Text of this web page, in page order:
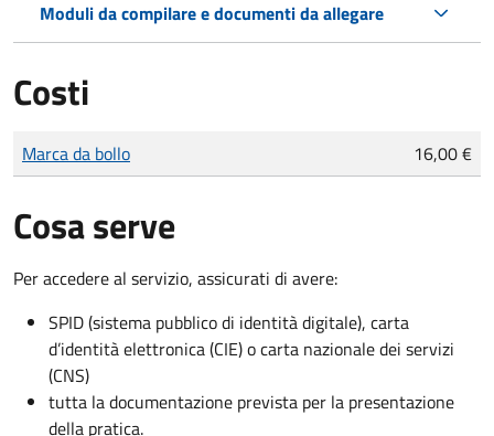
Moduli da compilare e documenti da allegare
Costi
Tipo di pagamento
Importo
Marca da bollo 16,00 €
Cosa serve
Per accedere al servizio, assicurati di avere:
SPID (sistema pubblico di identità digitale), carta
d’identità elettronica (CIE) o carta nazionale dei servizi
(CNS)
tutta la documentazione prevista per la presentazione
della pratica.